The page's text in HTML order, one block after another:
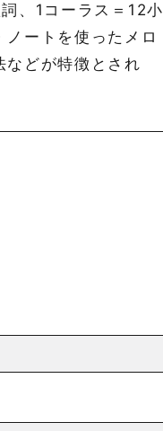
、1コーラス＝12小
ートを使ったメロ
などが特徴とされ